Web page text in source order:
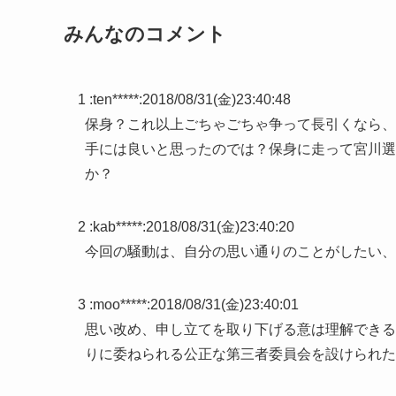
みんなのコメント
1 :ten*****:2018/08/31(金)23:40:48
保身？これ以上ごちゃごちゃ争って長引くなら
手には良いと思ったのでは？保身に走って宮川
か？
2 :kab*****:2018/08/31(金)23:40:20
今回の騒動は、自分の思い通りのことがしたい
3 :moo*****:2018/08/31(金)23:40:01
思い改め、申し立てを取り下げる意は理解でき
りに委ねられる公正な第三者委員会を設けられ